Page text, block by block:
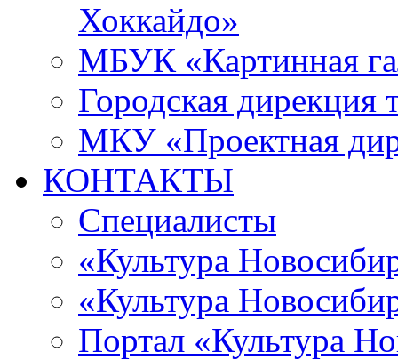
Хоккайдо»
МБУК «Картинная
Городская дирекция
МКУ «Проектная
КОНТАКТЫ
Специалисты
«Культура
«Культура
Портал «Культура